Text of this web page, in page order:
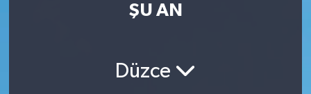
ŞU AN
Düzce